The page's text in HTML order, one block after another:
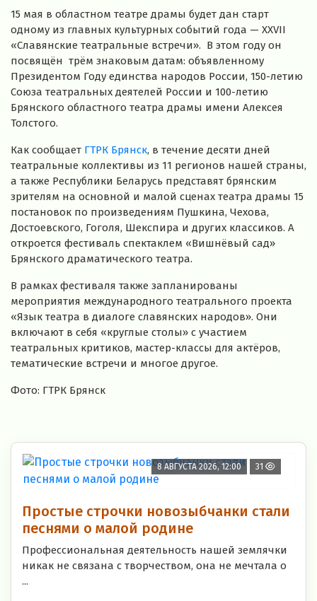
15 мая в областном театре драмы будет дан старт
одному из главных культурных событий года — XXVII
«Славянские театральные встречи». В этом году он
посвящён трём знаковым датам: объявленному
Президентом Году единства народов России, 150-летию
Союза театральных деятелей России и 100-летию
Брянского областного театра драмы имени Алексея
Толстого.
Как сообщает ГТРК Брянск, в течение десяти дней
театральные коллективы из 11 регионов нашей страны,
а также Республики Беларусь представят брянским
зрителям на основной и малой сценах театра драмы 15
постановок по произведениям Пушкина, Чехова,
Достоевского, Гоголя, Шекспира и других классиков. А
откроется фестиваль спектаклем «Вишнёвый сад»
Брянского драматического театра.
В рамках фестиваля также запланированы
мероприятия международного театрального проекта
«Язык театра в диалоге славянских народов». Они
включают в себя «круглые столы» с участием
театральных критиков, мастер-классы для актёров,
тематические встречи и многое другое.
Фото: ГТРК Брянск
8 АВГУСТА 2026, 12:00 31
Простые строчки новозыбчанки стали
песнями о малой родине
Профессиональная деятельность нашей землячки
никак не связана с творчеством, она не мечтала о
...